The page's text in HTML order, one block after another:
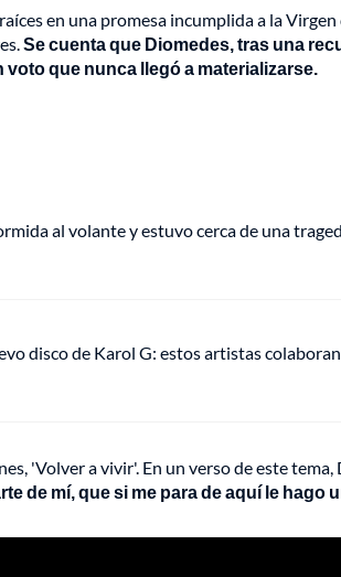
en una promesa incumplida a la
Se cuenta que Diomedes, tras una
que nunca llegó a materializarse.
al volante y estuvo cerca de una
disco de Karol G: estos artistas
'Volver a vivir'. En un verso de este
de mí, que si me para de aquí le hago